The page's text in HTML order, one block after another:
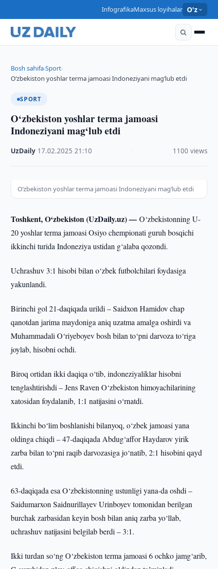
InfografikaMaxsus loyihalar O'z
Bosh sahifa›Sport›
O‘zbekiston yoshlar terma jamoasi Indoneziyani mag‘lub etdi
SPORT
O‘zbekiston yoshlar terma jamoasi
Indoneziyani mag‘lub etdi
UzDaily 17.02.2025 ·21:10 1100 views
O‘zbekiston yoshlar terma jamoasi Indoneziyani mag‘lub etdi
Toshkent, O‘zbekiston (UzDaily.uz) —O‘zbekistonning U-
20 yoshlar terma jamoasi Osiyo chempionati guruh bosqichi
ikkinchi turida Indoneziya ustidan g‘alaba qozondi.
Uchrashuv 3:1 hisobi bilan o‘zbek futbolchilari foydasiga
yakunlandi.
Birinchi gol 21-daqiqada urildi – Saidxon Hamidov chap
qanotdan jarima maydoniga aniq uzatma amalga oshirdi va
Muhammadali O‘riyeboyev bosh bilan to‘pni darvoza to‘riga
joylab, hisobni ochdi.
Biroq ortidan ikki daqiqa o‘tib, indoneziyaliklar hisobni
tenglashtirishdi – Jens Raven O‘zbekiston himoyachilarining
xatosidan foydalanib, 1:1 natijasini o‘rnatdi.
Ikkinchi bo‘lim boshlanishi bilanyoq, o‘zbek jamoasi yana
oldinga chiqdi – 47-daqiqada Abdug‘affor Haydarov yirik
zarba bilan to‘pni raqib darvozasiga jo‘natib, 2:1 hisobini qayd
etdi.
63-daqiqada esa O‘zbekistonning ustunligi yana-da oshdi –
Saidumarxon Saidnurillayev Urinboyev tomonidan berilgan
burchak zarbasidan keyin bosh bilan aniq zarba yo‘llab,
uchrashuv natijasini belgilab berdi – 3:1.
Ikki turdan so‘ng O‘zbekiston terma jamoasi 6 ochko jamg‘arib,